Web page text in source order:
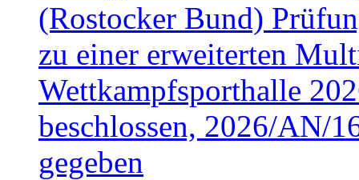
(Rostocker Bund)
zu einer erweiterten
Wettkampfsporthalle
beschlossen, 2026/AN/
gegeben